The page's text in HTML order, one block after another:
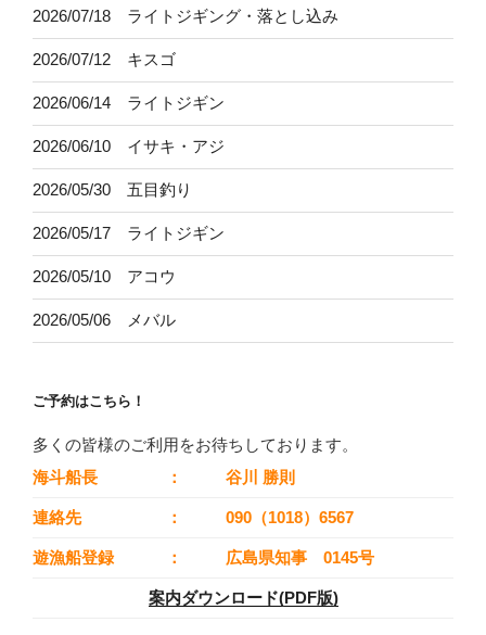
2026/07/18 ライトジギング・落とし込み
2026/07/12 キスゴ
2026/06/14 ライトジギン
2026/06/10 イサキ・アジ
2026/05/30 五目釣り
2026/05/17 ライトジギン
2026/05/10 アコウ
2026/05/06 メバル
ご予約はこちら！
多くの皆様のご利用をお待ちしております。
海斗船長
： 谷川 勝則
連絡先 ： 090（1018）6567
遊漁船登録 ： 広島県知事 0145号
案内ダウンロード(PDF版)